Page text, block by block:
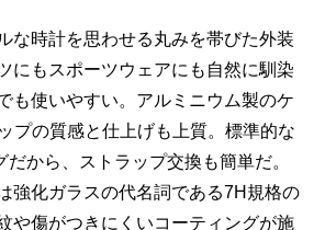
な時計を思わせる丸みを帯びた外装
にもスポーツウェアにも自然に馴染
も使いやすい。アルミニウム製のケ
プの質感と仕上げも上質。標準的な
だから、ストラップ交換も簡単だ。
強化ガラスの代名詞である7H規格の
や傷がつきにくいコーティングが施